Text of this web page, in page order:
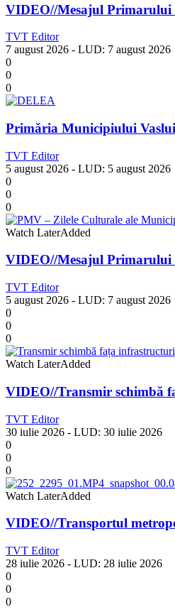
VIDEO//Mesajul Primarului
TVT Editor
7 august 2026 - LUD: 7 august 2026
0
0
0
Primăria Municipiului Vaslui
TVT Editor
5 august 2026 - LUD: 5 august 2026
0
0
0
Watch LaterAdded
VIDEO//Mesajul Primarului
TVT Editor
5 august 2026 - LUD: 7 august 2026
0
0
0
Watch LaterAdded
VIDEO//Transmir schimbă
TVT Editor
30 iulie 2026 - LUD: 30 iulie 2026
0
0
0
Watch LaterAdded
VIDEO//Transportul
TVT Editor
28 iulie 2026 - LUD: 28 iulie 2026
0
0
0